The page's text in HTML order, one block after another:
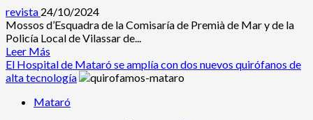
biodiversitat
del
port
Mataró
amb
biotops
revista 24/10/2024
Mossos d’Esquadra de la Comisaría de Premià de Mar y de la
Policía Local de Vilassar de...
Leer Más
más
acerca
Detenido
El Hospital de Mataró se amplía con dos nuevos quirófanos de
alta tecnología
Mataró